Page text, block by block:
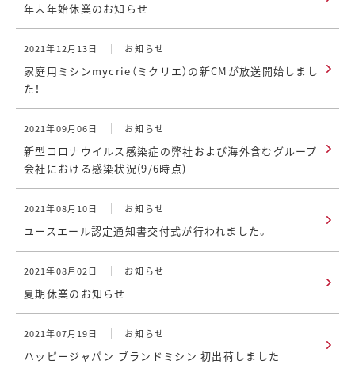
年末年始休業のお知らせ
2021年12月13日 お知らせ
家庭用ミシンmycrie（ミクリエ）の新CMが放送開始しまし
た！
2021年09月06日 お知らせ
新型コロナウイルス感染症の弊社および海外含むグループ
会社における感染状況(9/6時点)
2021年08月10日 お知らせ
ユースエール認定通知書交付式が行われました。
2021年08月02日 お知らせ
夏期休業のお知らせ
2021年07月19日 お知らせ
ハッピージャパン ブランドミシン 初出荷しました